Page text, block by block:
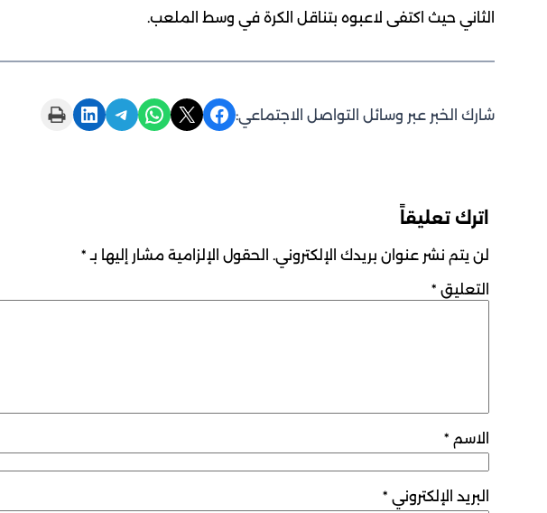
الثاني حيث اكتفى لاعبوه بتناقل الكرة في وسط الملعب.
شارك الخبر عبر وسائل التواصل الاجتماعي: Share on Facebook
Share on X
Share on WhatsApp
Share on Telegram
Share on LinkedIn
Print this Page
اترك تعليقاً
لن يتم نشر عنوان بريدك الإلكتروني. الحقول الإلزامية مشار إليها بـ *
التعليق *
الاسم *
البريد الإلكتروني *